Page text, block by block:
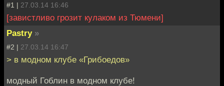
#1 | 27.03.14 16:46
[завистливо грозит кулаком из Тюмени]
Pastry »
#2 | 27.03.14 16:47
> в модном клубе «Грибоедов»
модный Гоблин в модном клубе!